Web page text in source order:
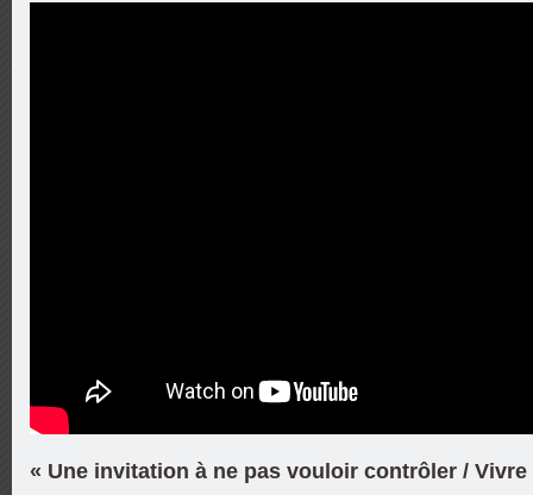
« Une invitation à ne pas vouloir contrôler /